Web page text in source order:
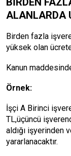
ALANLARDA
Birden fazla
yüksek olan
Kanun
Örnek:
İşçi A Birinci
TL,üçüncü
aldığı işyerinden
yararlanacaktır.